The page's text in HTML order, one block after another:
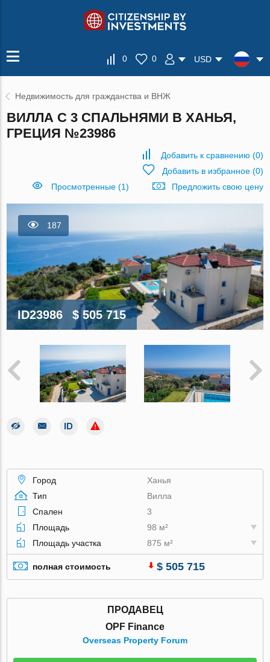
0 0 USD
Недвижимость для гражданства и ВНЖ
ВИЛЛА С 3 СПАЛЬНЯМИ В ХАНЬЯ,
ГРЕЦИЯ №23986
Добавить к сравнению (0)
Добавить в избранное(0)
Просмотренные (1)
Предложить свою цену
187
ID23986 $ 505 715
Город
Ханья
Тип
Вилла
Спален
3
Площадь
98 м²
Площадь участка
875 м²
полная стоимость $ 505 715
ПРОДАВЕЦ
OPF Finance
Overseas Property Forum